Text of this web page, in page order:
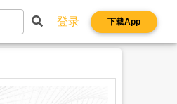
登录 下载App